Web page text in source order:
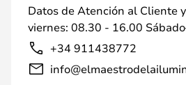
Datos de Atención al Cliente
viernes: 08.30 - 16.00
+34 911438772